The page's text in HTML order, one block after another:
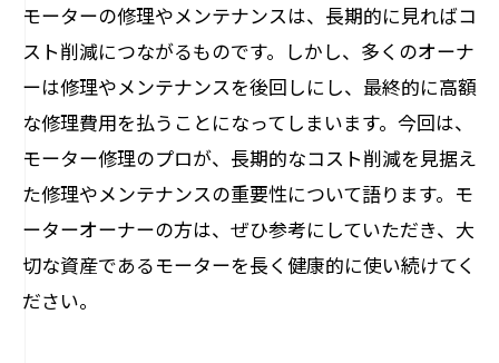
モーターの修理やメンテナンスは、長期的に見ればコ
スト削減につながるものです。しかし、多くのオーナ
ーは修理やメンテナンスを後回しにし、最終的に高額
な修理費用を払うことになってしまいます。今回は、
モーター修理のプロが、長期的なコスト削減を見据え
た修理やメンテナンスの重要性について語ります。モ
ーターオーナーの方は、ぜひ参考にしていただき、大
切な資産であるモーターを長く健康的に使い続けてく
ださい。